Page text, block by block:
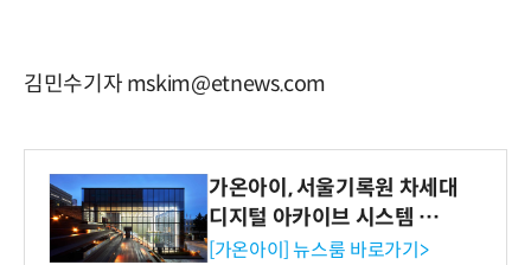
김민수기자 mskim@etnews.com
가온아이, 서울기록원 차세대
디지털 아카이브 시스템 구축
수행
[가온아이] 뉴스룸 바로가기>